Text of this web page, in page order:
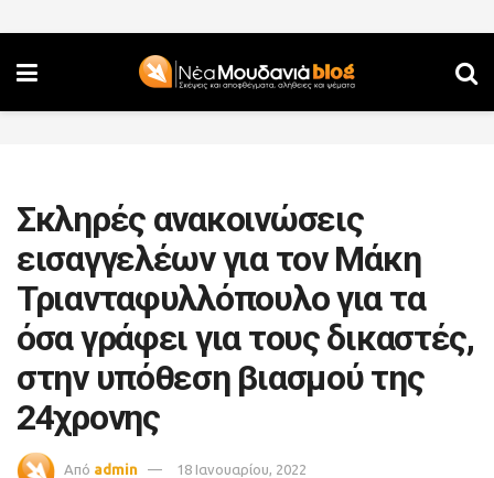
Σκληρές ανακοινώσεις
εισαγγελέων για τον Μάκη
Τριανταφυλλόπουλο για τα
όσα γράφει για τους δικαστές,
στην υπόθεση βιασμού της
24χρονης
Από admin 18 Ιανουαρίου, 2022